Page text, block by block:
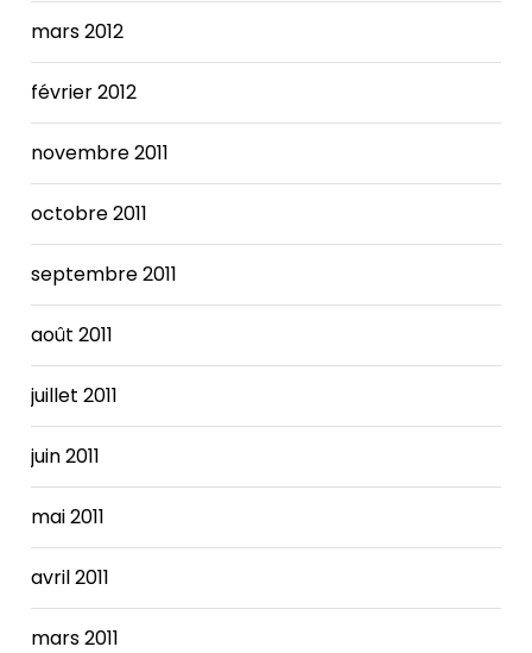
mars 2012
février 2012
novembre 2011
octobre 2011
septembre 2011
août 2011
juillet 2011
juin 2011
mai 2011
avril 2011
mars 2011